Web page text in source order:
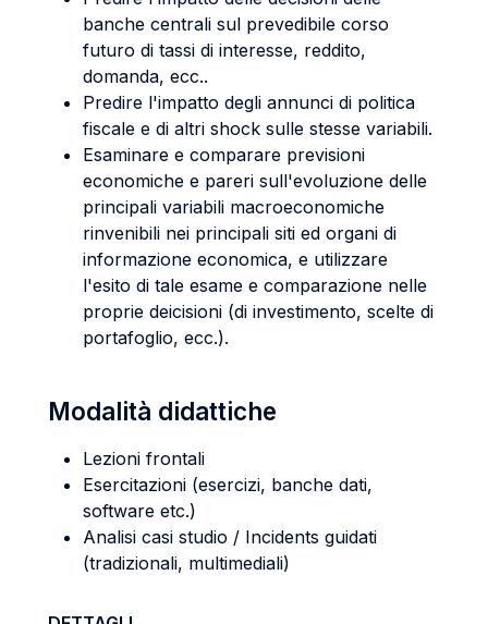
banche centrali sul prevedibile corso
futuro di tassi di interesse, reddito,
domanda, ecc..
Predire l'impatto degli annunci di politica
fiscale e di altri shock sulle stesse variabili.
Esaminare e comparare previsioni
economiche e pareri sull'evoluzione delle
principali variabili macroeconomiche
rinvenibili nei principali siti ed organi di
informazione economica, e utilizzare
l'esito di tale esame e comparazione nelle
proprie deicisioni (di investimento, scelte di
portafoglio, ecc.).
Modalità didattiche
Lezioni frontali
Esercitazioni (esercizi, banche dati,
software etc.)
Analisi casi studio / Incidents guidati
(tradizionali, multimediali)